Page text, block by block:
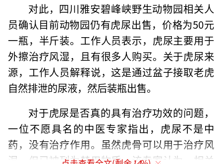
对此，四川雅安碧峰峡野生动物园相关人
员确认目前动物园仍有虎尿出售，价格为50元
一瓶，半斤装。工作人员表示，虎尿主要用于
外擦治疗风湿，且有很多人购买。关于虎尿来
源，工作人员解释说，这是通过盆子接取老虎
自然排泄的尿液，然后装瓶出售。
对于虎尿是否真的具有治疗功效的问题，
一位不愿具名的中医专家指出，虎尿不是中
药，没有治疗作用。虽然虎骨可以用于治疗风
湿，但已被列为禁用物质。该专家认为，相关